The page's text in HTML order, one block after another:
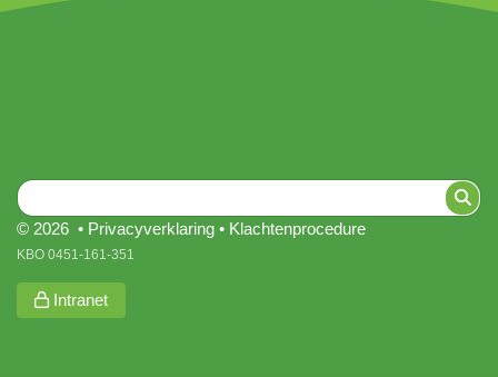
© 2026 • Privacyverklaring • Klachtenprocedure
KBO 0451-161-351
Intranet